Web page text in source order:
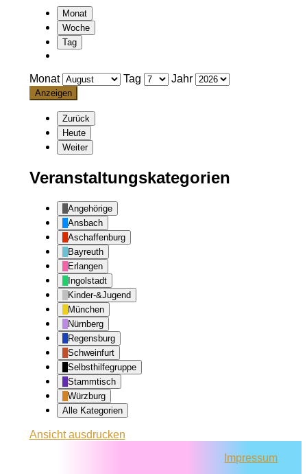
Monat
Woche
Tag
Monat Tag Jahr
Zurück
Heute
Weiter
Veranstaltungskategorien
Angehörige
Ansbach
Aschaffenburg
Bayreuth
Erlangen
Ingolstadt
Kinder-&Jugend
München
Nürnberg
Regensburg
Schweinfurt
Selbsthilfegruppe
Stammtisch
Würzburg
Alle Kategorien
Ansichtausdrucken
Impressum